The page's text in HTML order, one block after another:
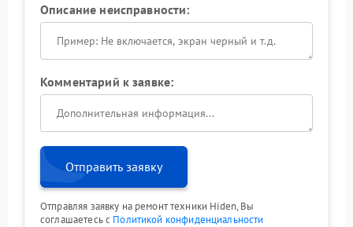
Описание неисправности:
Комментарий к заявке:
Отправить заявку
Отправляя заявку на ремонт техники Hiden, Вы
соглашаетесь с Политикой конфиденциальности